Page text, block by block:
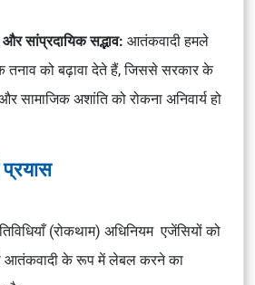
और सांप्रदायिक सद्भाव: आतंकवादी हमले
तनाव को बढ़ावा देते हैं, जिससे सरकार के
सामाजिक अशांति को रोकना अनिवार्य हो
(रोकथाम) अधिनियम एजेंसियों को
आतंकवादी के रूप में लेबल करने का